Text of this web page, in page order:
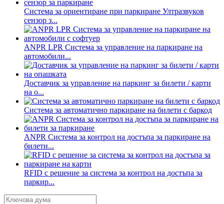
Система за ориентиране при паркиране Ултразвуков
сензор з...
ANPR LPR Система за управление на паркиране на
автомобили...
Доставчик за управление на паркинг за билети / карти
на о...
Система за автоматично паркиране на билети с баркод
ANPR Система за контрол на достъпа за паркиране на
билети...
RFID с решение за система за контрол на достъпа за
паркир...